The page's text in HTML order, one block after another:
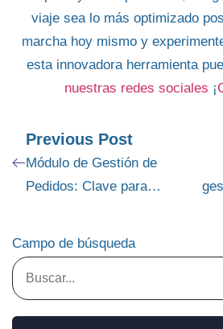
viaje sea lo más optimizado
marcha hoy mismo y
esta innovadora herramienta
nuestras redes sociales ¡
Previous Post
Módulo de Gestión de
Pedidos: Clave para
Campo de búsqueda